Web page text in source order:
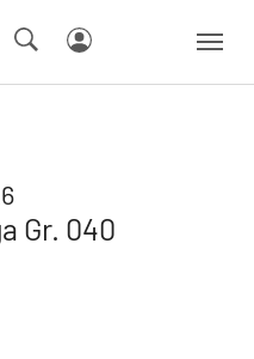
Gr. 040